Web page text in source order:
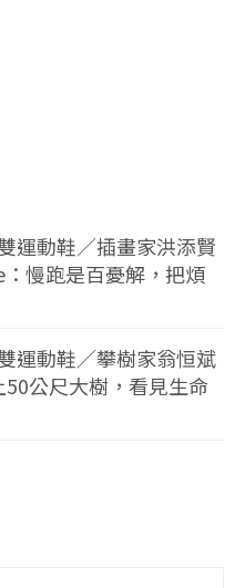
運動鞋／插畫家洪添賢
慢跑是百憂解，把煩
運動鞋／攀樹家翁恒斌
公尺大樹，看見生命